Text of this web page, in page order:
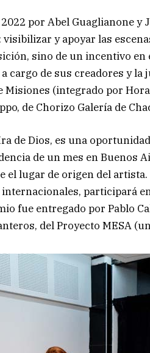
por Abel Guaglianone
y apoyar las
sino de un incentivo en
a cargo de sus creadores y
Misiones (integrado por
de Chorizo Galería de
de Dios, es una
de un mes en Buenos
el lugar de origen del
internacionales, participará
fue entregado por Pablo
del Proyecto MESA